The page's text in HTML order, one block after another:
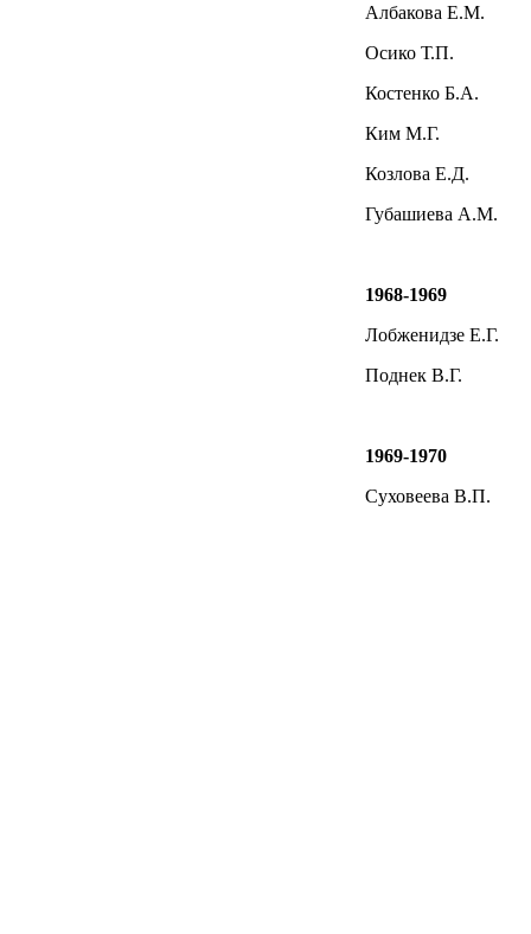
Албакова Е.М.
Осико Т.П.
Костенко Б.А.
Ким М.Г.
Козлова Е.Д.
Губашиева А.М.
1968-1969
Лобженидзе Е.Г.
Поднек В.Г.
1969-1970
Суховеева В.П.